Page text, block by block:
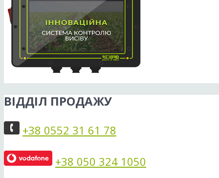
ВІДДІЛ ПРОДАЖУ
+38 0552 31 61 78
+38 050 324 1050